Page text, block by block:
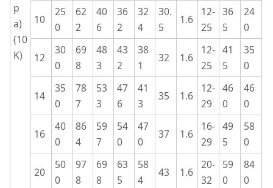
p
a)
(10
K)
10
25
0
62
2
40
6
36
2
32
4
30.
5
1.6
12-
25
36
5
24
0
12
30
0
69
8
48
3
43
2
38
1
32 1.6
12-
25
41
5
35
0
14
35
0
78
7
53
3
47
6
41
3
35 1.6
12-
29
46
0
46
0
16
40
0
86
4
59
7
54
0
47
0
37 1.6
16-
29
49
5
58
0
20
50
0
97
8
69
8
63
5
58
4
43 1.6
20-
32
59
0
84
0